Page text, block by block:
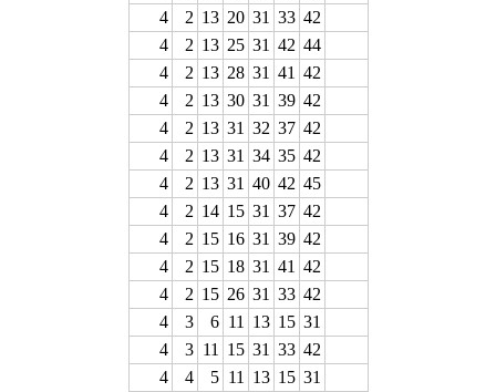
4
2 13 20 31 33 42
4
2 13 25 31 42 44
4
2 13 28 31 41 42
4
2 13 30 31 39 42
4
2 13 31 32 37 42
4
2 13 31 34 35 42
4
2 13 31 40 42 45
4
2 14 15 31 37 42
4
2 15 16 31 39 42
4
2 15 18 31 41 42
4
2 15 26 31 33 42
4
3 6 11 13 15 31
4
3 11 15 31 33 42
4
4 5 11 13 15 31